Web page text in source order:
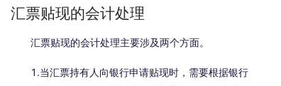
汇票贴现的会计处理
汇票贴现的会计处理主要涉及两个方面。
1.当汇票持有人向银行申请贴现时，需要根据银行